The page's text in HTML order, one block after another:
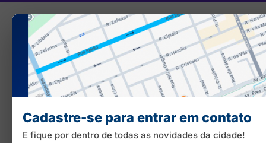
Cadastre-se para entrar em contato
E fique por dentro de todas as novidades da cidade!